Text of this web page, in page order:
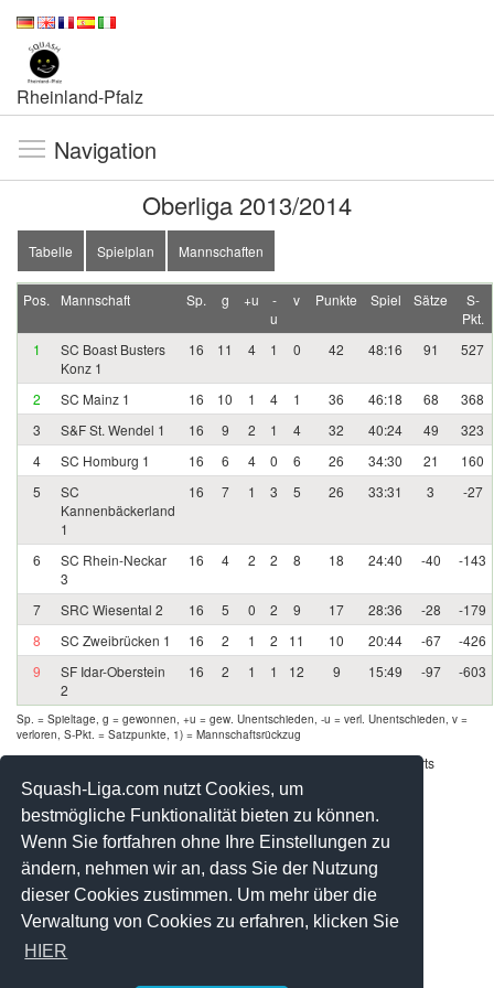
Squash-Liga.com nutzt Cookies, um
bestmögliche Funktionalität bieten zu können.
Wenn Sie fortfahren ohne Ihre Einstellungen zu
ändern, nehmen wir an, dass Sie der Nutzung
dieser Cookies zustimmen. Um mehr über die
Verwaltung von Cookies zu erfahren, klicken Sie
HIER
Rheinland-Pfalz
Navigation
Oberliga 2013/2014
Tabelle Spielplan Mannschaften
Pos. Mannschaft Sp. g +u
-
u
v Punkte Spiel Sätze
S-
Pkt.
1
SC Boast Busters
Konz 1
16 11 4 1 0 42 48:16 91 527
2 SC Mainz 1 16 10 1 4 1 36 46:18 68
368
3
S&F St. Wendel 1 16 9 2 1 4 32 40:24 49
323
4
SC Homburg 1 16 6 4 0 6 26 34:30 21
160
5
SC
Kannenbäckerland
1
16 7 1 3 5 26 33:31 3 -27
6
SC Rhein-Neckar
3
16 4 2 2 8 18 24:40 -40 -143
7 SRC Wiesental 2 16 5 0 2 9 17 28:36 -28
-179
8
SC Zweibrücken 1 16 2 1 2 11 10 20:44 -67
-426
9
SF Idar-Oberstein
2
16 2 1 1 12 9 15:49 -97 -603
Sp. = Spieltage, g = gewonnen, +u = gew. Unentschieden, -u = verl. Unentschieden, v =
verloren, S-Pkt. = Satzpunkte, 1) = Mannschaftsrückzug
Werbung - Offizielle Pool Partner des deutschen Squashsports